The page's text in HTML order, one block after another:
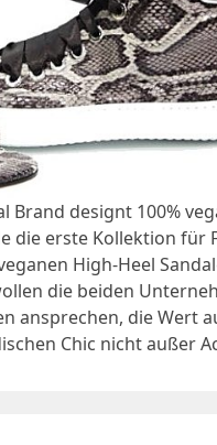
Brand designt 100%
die erste Kollektion für
High-Heel
die beiden
ansprechen, die Wert
Chic nicht außer